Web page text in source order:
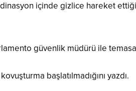
içinde gizlice hareket
güvenlik müdürü ile
başlatılmadığını yazdı.